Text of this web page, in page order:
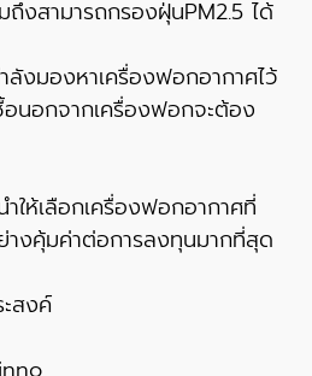
ถึงสามารถกรองฝุ่นPM2.5 ได้
ลังมองหาเครื่องฟอกอากาศไว้
นอกจากเครื่องฟอกจะต้อง
ำให้เลือกเครื่องฟอกอากาศที่
างคุ้มค่าต่อการลงทุนมากที่สุด
สงค์